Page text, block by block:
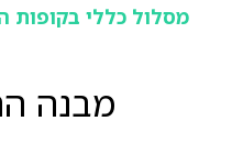
מסלול כללי בקופות
מבנה